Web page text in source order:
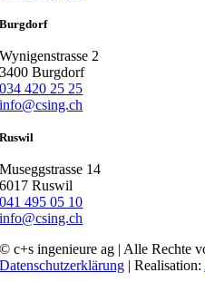
Burgdorf
Wynigenstrasse 2
3400 Burgdorf
034 420 25 25
info@csing.ch
Ruswil
Museggstrasse 14
6017 Ruswil
041 495 05 10
info@csing.ch
© c+s ingenieure ag | Alle Rechte
Datenschutzerklärung | Realisation: